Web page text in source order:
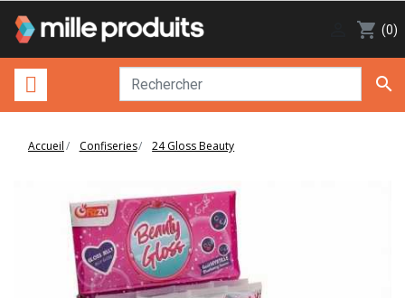
shopping_cart (0)

Accueil Confiseries 24 Gloss Beauty